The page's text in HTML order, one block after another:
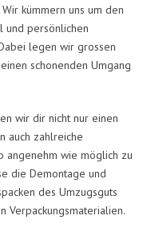
kümmern uns um den
und persönlichen
legen wir grossen
schonenden Umgang
wir dir nicht nur einen
auch zahlreiche
angenehm wie möglich zu
die Demontage und
des Umzugsguts
Verpackungsmaterialien.